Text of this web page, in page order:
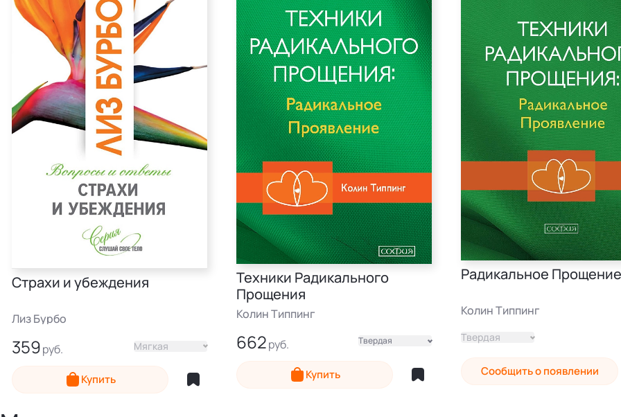
Страхи и убеждения
Лиз Бурбо
359 Мягкая
Купить
Техники Радикального
Прощения
Колин Типпинг
662 Твердая
Мягкая
ЭлектроннаяКупить
Радикальное Прощение
Колин Типпинг
Твердая
Сообщить о появлении